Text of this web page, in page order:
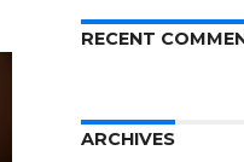
RECENT
ARCHIVES